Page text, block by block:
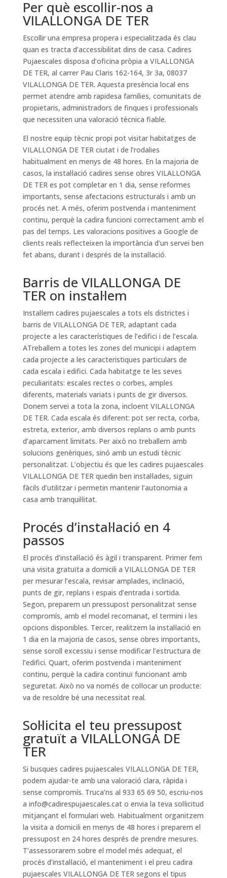
Per què escollir-nos a
VILALLONGA DE TER
Escollir una empresa propera i especialitzada és clau
quan es tracta d’accessibilitat dins de casa. Cadires
Pujaescales disposa d’oficina pròpia a VILALLONGA
DE TER, al carrer Pau Claris 162-164, 3r 3a, 08037
VILALLONGA DE TER. Aquesta presència local ens
permet atendre amb rapidesa famílies, comunitats de
propietaris, administradors de finques i professionals
que necessiten una valoració tècnica fiable.
El nostre equip tècnic propi pot visitar habitatges de
VILALLONGA DE TER ciutat i de l’rodalies
habitualment en menys de 48 hores. En la majoria de
casos, la instal·lació cadires sense obres VILALLONGA
DE TER es pot completar en 1 dia, sense reformes
importants, sense afectacions estructurals i amb un
procés net. A més, oferim postvenda i manteniment
continu, perquè la cadira funcioni correctament amb el
pas del temps. Les valoracions positives a Google de
clients reals reflecteixen la importància d’un servei ben
fet abans, durant i després de la instal·lació.
Barris de VILALLONGA DE
TER on instal·lem
Instal·lem cadires pujaescales a tots els districtes i
barris de VILALLONGA DE TER, adaptant cada
projecte a les característiques de l’edifici i de l’escala.
ATreballem a totes les zones del municipi i adaptem
cada projecte a les caracteristiques particulars de
cada escala i edifici. Cada habitatge te les seves
peculiaritats: escales rectes o corbes, amples
diferents, materials variats i punts de gir diversos.
Donem servei a tota la zona, incloent VILALLONGA
DE TER. Cada escala és diferent: pot ser recta, corba,
estreta, exterior, amb diversos replans o amb punts
d’aparcament limitats. Per això no treballem amb
solucions genèriques, sinó amb un estudi tècnic
personalitzat. L’objectiu és que les cadires pujaescales
VILALLONGA DE TER quedin ben instal·lades, siguin
fàcils d’utilitzar i permetin mantenir l’autonomia a
casa amb tranquil·litat.
Procés d’instal·lació en 4
passos
El procés d’instal·lació és àgil i transparent. Primer fem
una visita gratuïta a domicili a VILALLONGA DE TER
per mesurar l’escala, revisar amplades, inclinació,
punts de gir, replans i espais d’entrada i sortida.
Segon, preparem un pressupost personalitzat sense
compromís, amb el model recomanat, el termini i les
opcions disponibles. Tercer, realitzem la instal·lació en
1 dia en la majoria de casos, sense obres importants,
sense soroll excessiu i sense modificar l’estructura de
l’edifici. Quart, oferim postvenda i manteniment
continu, perquè la cadira continuï funcionant amb
seguretat. Això no va només de col·locar un producte:
va de resoldre bé una necessitat real.
Sol·licita el teu pressupost
gratuït a VILALLONGA DE
TER
Si busques cadires pujaescales VILALLONGA DE TER,
podem ajudar-te amb una valoració clara, ràpida i
sense compromís. Truca’ns al 933 65 69 50, escriu-nos
a info@cadirespujaescales.cato envia la teva sol·licitud
mitjançant el formulari web. Habitualment organitzem
la visita a domicili en menys de 48 hores i preparem el
pressupost en 24 hores després de prendre mesures.
T’assessorarem sobre el model més adequat, el
procés d’instal·lació, el manteniment i el preu cadira
pujaescales VILALLONGA DE TER segons el tipus